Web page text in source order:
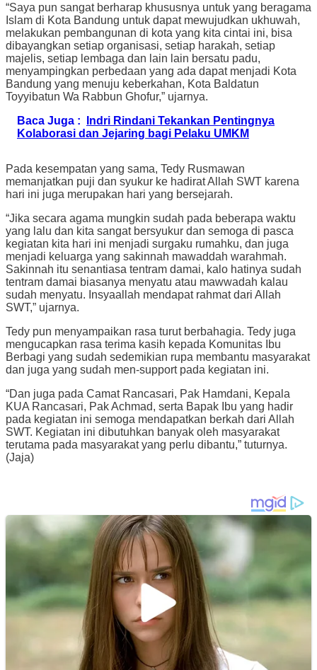
“Saya pun sangat berharap khususnya untuk yang beragama
Islam di Kota Bandung untuk dapat mewujudkan ukhuwah,
melakukan pembangunan di kota yang kita cintai ini, bisa
dibayangkan setiap organisasi, setiap harakah, setiap
majelis, setiap lembaga dan lain lain bersatu padu,
menyampingkan perbedaan yang ada dapat menjadi Kota
Bandung yang menuju keberkahan, Kota Baldatun
Toyyibatun Wa Rabbun Ghofur,” ujarnya.
Baca Juga :
Indri Rindani Tekankan Pentingnya
Kolaborasi dan Jejaring bagi Pelaku UMKM
Pada kesempatan yang sama, Tedy Rusmawan
memanjatkan puji dan syukur ke hadirat Allah SWT karena
hari ini juga merupakan hari yang bersejarah.
“Jika secara agama mungkin sudah pada beberapa waktu
yang lalu dan kita sangat bersyukur dan semoga di pasca
kegiatan kita hari ini menjadi surgaku rumahku, dan juga
menjadi keluarga yang sakinnah mawaddah warahmah.
Sakinnah itu senantiasa tentram damai, kalo hatinya sudah
tentram damai biasanya menyatu atau mawwadah kalau
sudah menyatu. Insyaallah mendapat rahmat dari Allah
SWT,” ujarnya.
Tedy pun menyampaikan rasa turut berbahagia. Tedy juga
mengucapkan rasa terima kasih kepada Komunitas Ibu
Berbagi yang sudah sedemikian rupa membantu masyarakat
dan juga yang sudah men-support pada kegiatan ini.
“Dan juga pada Camat Rancasari, Pak Hamdani, Kepala
KUA Rancasari, Pak Achmad, serta Bapak Ibu yang hadir
pada kegiatan ini semoga mendapatkan berkah dari Allah
SWT. Kegiatan ini dibutuhkan banyak oleh masyarakat
terutama pada masyarakat yang perlu dibantu,” tuturnya.
(Jaja)